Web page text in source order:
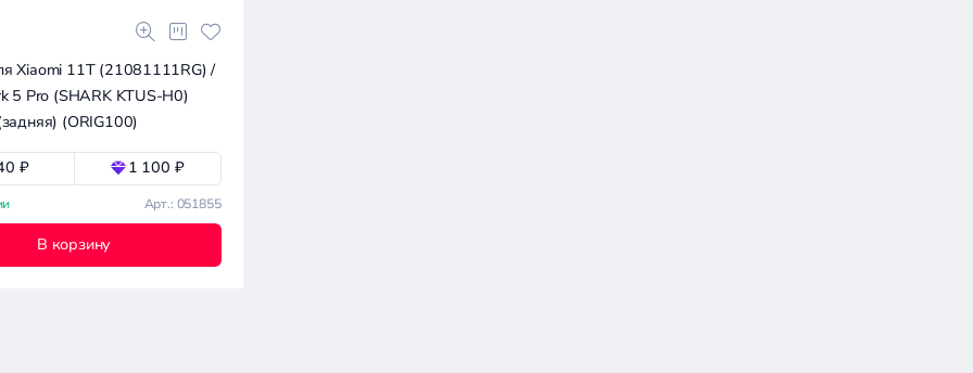
Xiaomi 11T (21081111RG) /
5 Pro (SHARK KTUS-H0)
(ORIG100)
₽ 1 100 ₽
Арт.: 051855
В корзину